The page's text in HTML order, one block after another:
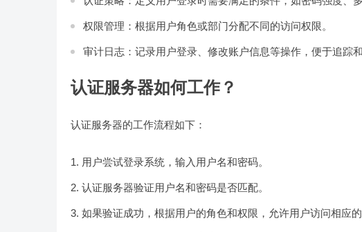
权限管理：根据用户角色或部门分配不同的访问权限。
审计日志：记录用户登录、修改账户信息等操作，便于追踪和
认证服务器如何工作？
认证服务器的工作流程如下：
用户尝试登录系统，输入用户名和密码。
认证服务器验证用户名和密码是否匹配。
如果验证成功，根据用户的角色和权限，允许用户访问相应的